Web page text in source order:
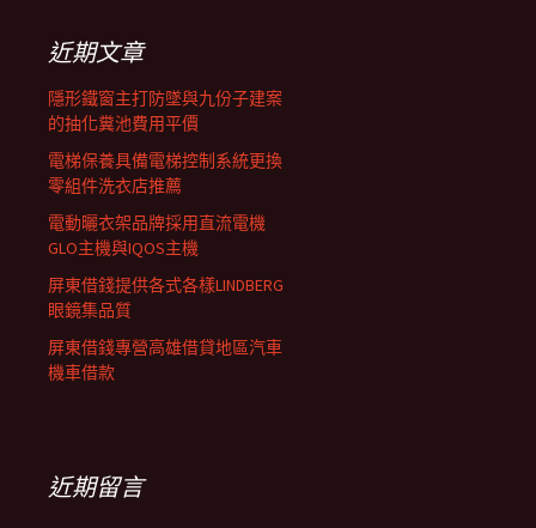
列近期文章
隱形鐵窗主打防墜與九份子建案
的抽化糞池費用平價
電梯保養具備電梯控制系統更換
零組件洗衣店推薦
電動曬衣架品牌採用直流電機
GLO主機與IQOS主機
屏東借錢提供各式各樣LINDBERG
眼鏡集品質
屏東借錢專營高雄借貸地區汽車
機車借款
近期留言